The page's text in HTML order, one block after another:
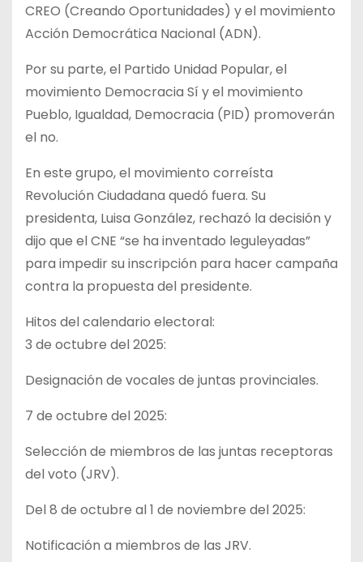
CREO (Creando Oportunidades) y el movimiento
Acción Democrática Nacional (ADN).
Por su parte, el Partido Unidad Popular, el
movimiento Democracia Sí y el movimiento
Pueblo, Igualdad, Democracia (PID) promoverán
el no.
En este grupo, el movimiento correísta
Revolución Ciudadana quedó fuera. Su
presidenta, Luisa González, rechazó la decisión y
dijo que el CNE “se ha inventado leguleyadas”
para impedir su inscripción para hacer campaña
contra la propuesta del presidente.
Hitos del calendario electoral:
3 de octubre del 2025:
Designación de vocales de juntas provinciales.
7 de octubre del 2025:
Selección de miembros de las juntas receptoras
del voto (JRV).
Del 8 de octubre al 1 de noviembre del 2025:
Notificación a miembros de las JRV.